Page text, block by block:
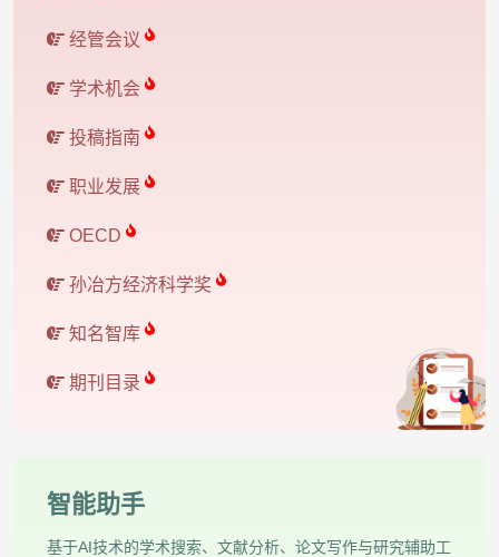
经管会议
学术机会
投稿指南
职业发展
OECD
孙冶方经济科学奖
知名智库
期刊目录
智能助手
基于AI技术的学术搜索、文献分析、论文写作与研究辅助工